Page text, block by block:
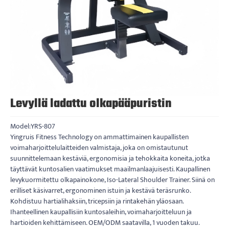
Levyllä ladattu olkapääpuristin
Model:YRS-807
Yingruis Fitness Technology on ammattimainen kaupallisten
voimaharjoittelulaitteiden valmistaja, joka on omistautunut
suunnittelemaan kestäviä, ergonomisia ja tehokkaita koneita, jotka
täyttävät kuntosalien vaatimukset maailmanlaajuisesti. Kaupallinen
levykuormitettu olkapainokone, Iso-Lateral Shoulder Trainer. Siinä on
erilliset käsivarret, ergonominen istuin ja kestävä teräsrunko.
Kohdistuu hartialihaksiin, tricepsiin ja rintakehän yläosaan.
Ihanteellinen kaupallisiin kuntosaleihin, voimaharjoitteluun ja
hartioiden kehittämiseen. OEM/ODM saatavilla, 1 vuoden takuu.